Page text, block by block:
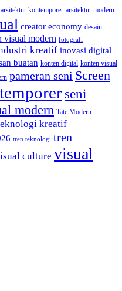
arsitektur kontemporer arsitektur modern
creator economy desain
visual modern fotografi
kreatif inovasi digital
buatan konten digital konten visual
pameran seni Screen
seni
modern Tate Modern
kreatif
tren teknologi tren
culture visual